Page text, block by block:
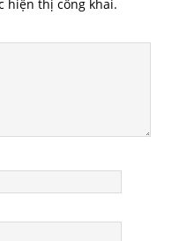
hiện thị công khai.